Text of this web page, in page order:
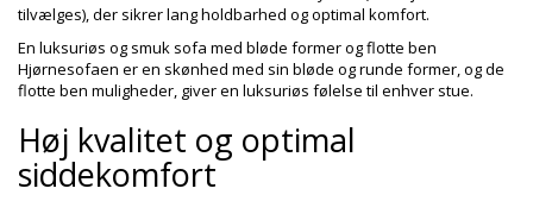
tilvælges), der sikrer lang holdbarhed og optimal komfort.
En luksuriøs og smuk sofa med bløde former og flotte ben
Hjørnesofaen er en skønhed med sin bløde og runde former, og de
flotte ben muligheder, giver en luksuriøs følelse til enhver stue.
Høj kvalitet og optimal
siddekomfort